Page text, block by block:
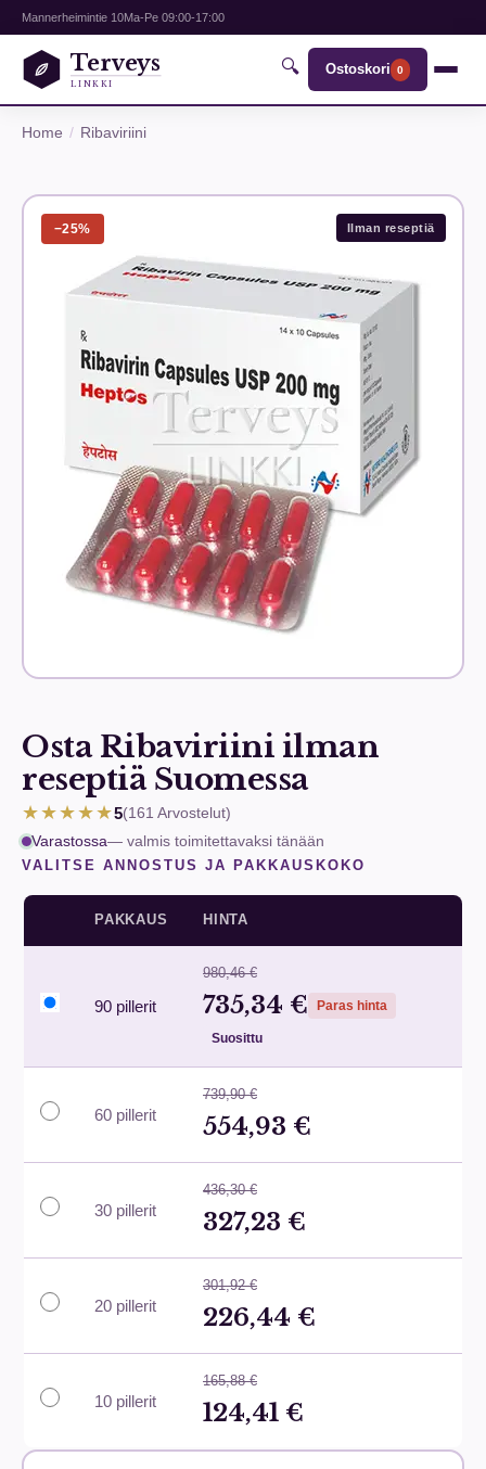
Mannerheimintie 10Ma-Pe 09:00-17:00
Terveys
LINKKI
🔍 Ostoskori 0
Home Ribaviriini
−25% Ilman reseptiä
Osta Ribaviriini ilman
reseptiä Suomessa
★★★★★5(161 Arvostelut)
Varastossa— valmis toimitettavaksi tänään
VALITSE ANNOSTUS JA PAKKAUSKOKO
PAKKAUS HINTA
90 pillerit
980,46 €
735,34 € Paras hinta
Suosittu
60 pillerit
739,90 €
554,93 €
30 pillerit
436,30 €
327,23 €
20 pillerit
301,92 €
226,44 €
10 pillerit
165,88 €
124,41 €